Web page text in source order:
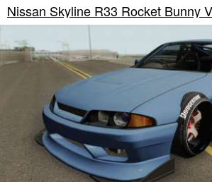
Nissan Skyline R33 Rocket Bunny